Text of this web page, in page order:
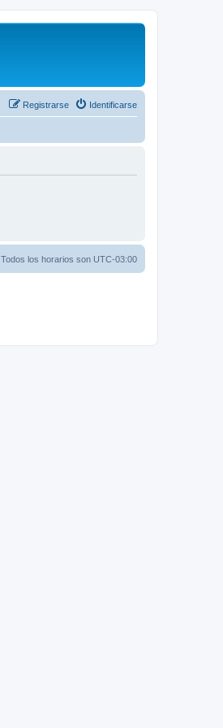
Identificarse
Registrarse
Todos los horarios son UTC-03:00